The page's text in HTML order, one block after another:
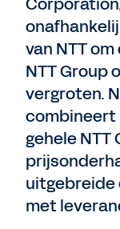
van NTT
NTT Group
vergroten.
combineert
gehele
uitgebreide
met